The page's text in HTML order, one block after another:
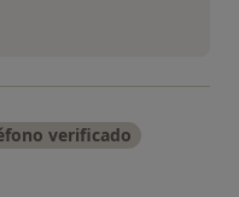
verificado